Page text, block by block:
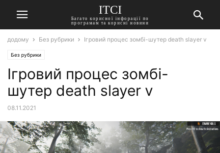
ITCI
Багато корисної інфорації по
програмам та корисні новини
додому Без рубрики Ігровий процес зомбі-шутер death slayer v
Без рубрики
Ігровий процес зомбі-
шутер death slayer v
08.11.2021